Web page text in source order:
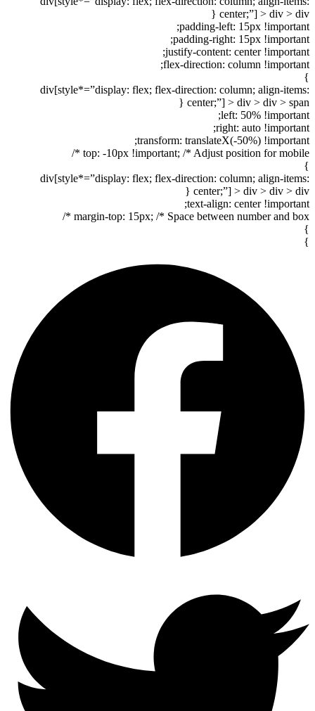
center;”] > div > div {
padding-left: 15px !important;
padding-right: 15px !important;
justify-content: center !important;
flex-direction: column !important;
}
div[style*=”display: flex; flex-direction: column; align-items:
center;”] > div > div > span {
left: 50% !important;
right: auto !important;
transform: translateX(-50%) !important;
top: -10px !important; /* Adjust position for mobile */
}
div[style*=”display: flex; flex-direction: column; align-items:
center;”] > div > div > div {
text-align: center !important;
margin-top: 15px; /* Space between number and box */
}
}